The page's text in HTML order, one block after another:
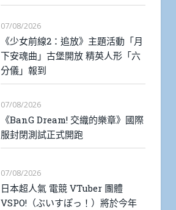
07/08/2026
《少女前線2：追放》主題活動「月
下安魂曲」古堡開放 精英人形「六
分儀」報到
07/08/2026
《BanG Dream! 交織的樂章》國際
服封閉測試正式開跑
07/08/2026
日本超人氣 電競 VTuber 團體
VSPO!（ぶいすぽっ！）將於今年